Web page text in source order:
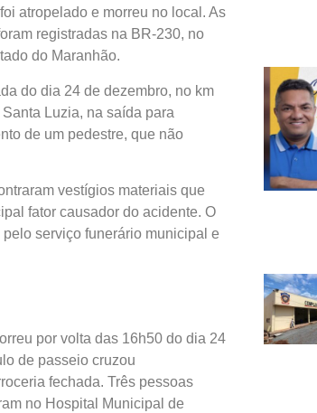
atropelado e morreu no local. As
registradas na BR-230, no
do Maranhão.
do dia 24 de dezembro, no km
Luzia, na saída para
de um pedestre, que não
vestígios materiais que
fator causador do acidente. O
serviço funerário municipal e
por volta das 16h50 do dia 24
de passeio cruzou
fechada. Três pessoas
no Hospital Municipal de